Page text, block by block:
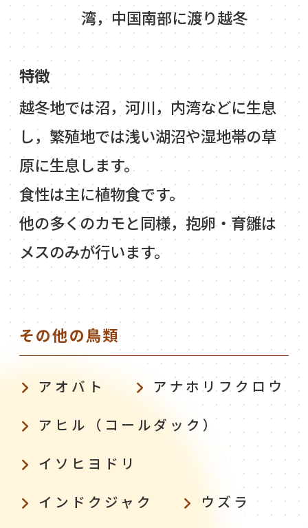
湾，中国南部に渡り越冬
特徴
越冬地では沼，河川，内湾などに生息
し，繁殖地では浅い湖沼や湿地帯の草
原に生息します。
食性は主に植物食です。
他の多くのカモと同様，抱卵・育雛は
メスのみが行います。
その他の鳥類
アオバト
アナホリフクロウ
アヒル（コールダック）
イソヒヨドリ
インドクジャク
ウズラ